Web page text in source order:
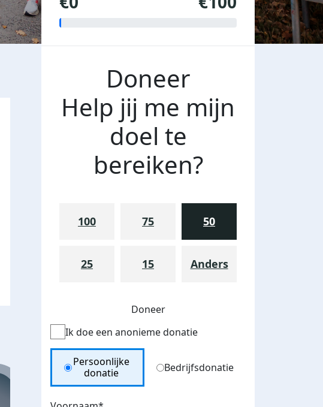
Doneer
Help jij me mijn
doel te
bereiken?
100 75 50
25 15 Anders
Doneer
Ik doe een anonieme donatie
Donation Type
Persoonlijke
donatie
Bedrijfsdonatie